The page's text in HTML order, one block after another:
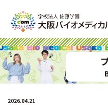
2026.04.21